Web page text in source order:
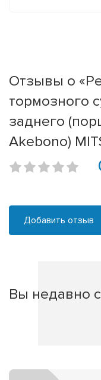
Отзывы о
тормозного
заднего
Akebono)
Добавить отзыв
Вы недавно